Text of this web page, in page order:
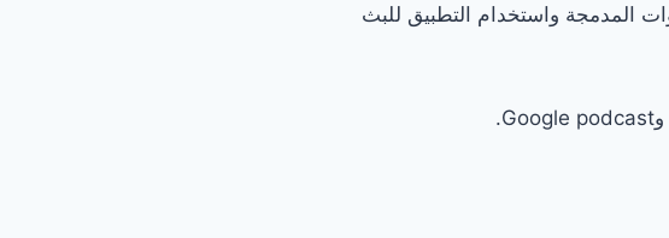
المدمجة واستخدام التطبيق للبث